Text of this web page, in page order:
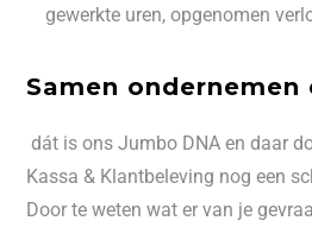
gewerkte uren, opgenomen
Samen ondernemen
dát is ons Jumbo DNA en daar
Kassa & Klantbeleving nog een
Door te weten wat er van je